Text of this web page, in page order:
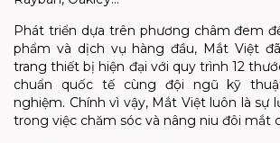
Phát triển dựa trên phương châm đem
phẩm và dịch vụ hàng đầu, Mắt Việt
trang thiết bị hiện đại với quy trình 12
chuẩn quốc tế cùng đội ngũ kỹ
nghiệm. Chính vì vậy, Mắt Việt luôn là sự
trong việc chăm sóc và nâng niu đôi mắt